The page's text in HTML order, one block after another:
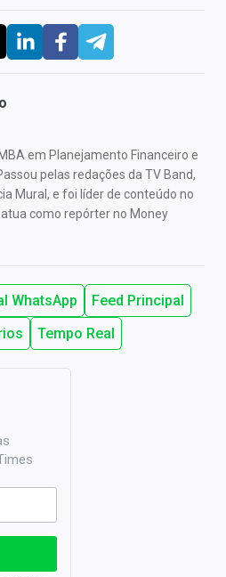
em Planejamento Financeiro e
pelas redações da TV Band,
Mural, e foi líder de conteúdo no
como repórter no Money
WhatsApp
Feed Principal
Tempo Real